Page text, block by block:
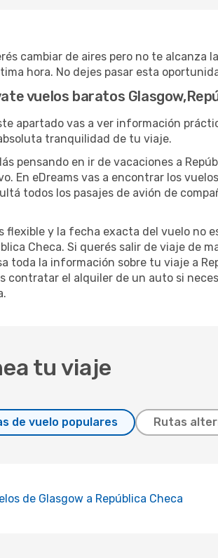
cambiar de aires pero no te alcanza
hora. No dejes pasar esta
vuelos baratos
apartado vas a ver información
tranquilidad de tu viaje.
pensando en ir de vacaciones a
En eDreams vas a encontrar los
todos los pasajes de avión de
flexible y la fecha exacta del vuelo no
Checa. Si querés salir de viaje de
toda la información sobre tu viaje a
contratar el alquiler de un auto si
tu viaje
de vuelo populares Rutas
de Glasgow a República Checa